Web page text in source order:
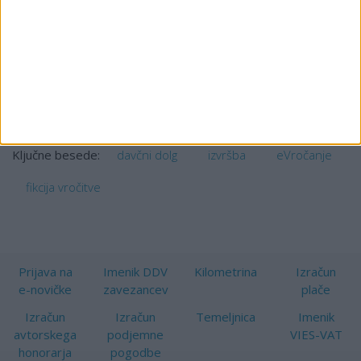
Ključne besede: davčni dolg izvršba
eVročanje
fikcija vročitve
Prijava na
e-novičke
Imenik DDV
zavezancev
Kilometrina
Izračun
plače
Izračun
avtorskega
honorarja
Izračun
podjemne
pogodbe
Temeljnica
Imenik
VIES-VAT